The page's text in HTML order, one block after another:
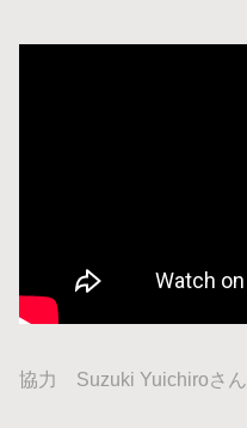
協力 Suzuki Yuichiroさん